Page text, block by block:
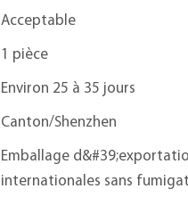
Acceptable
1 pièce
Environ 25 à 35 jours
Canton/Shenzhen
Emballage
internationales sans